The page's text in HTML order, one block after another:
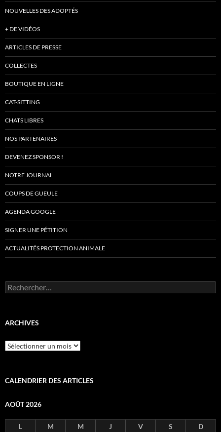
NOUVELLES DES ADOPTÉS
+ DE VIDÉOS
ARTICLES DE PRESSE
COLLECTES
BOUTIQUE EN LIGNE
CAT-SITTING
CHATS LIBRES
NOS PARTENAIRES
DEVENEZ SPONSOR !
NOTRE JOURNAL
COUPS DE GUEULE
AGENDA GOOGLE
SIGNER UNE PÉTITION
ACTUALITÉS PROTECTION ANIMALE
Rechercher :
ARCHIVES
Archives
CALENDRIER DES ARTICLES
AOÛT 2026
L M M J V S D